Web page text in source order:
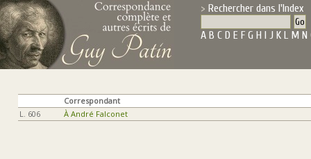
Rechercher dans l'Index
A B C D E F G H I J K L M N